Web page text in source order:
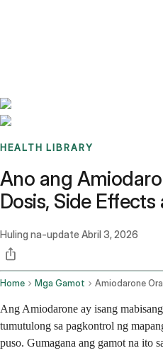
HEALTH LIBRARY
Ano ang
Dosis, Side Effects
Huling na-update Abril 3, 2026
Home Mga Gamot Amiodarone
Ang Amiodarone ay isang
tumutulong sa pagkontrol ng
puso. Gumagana ang gamot na ito